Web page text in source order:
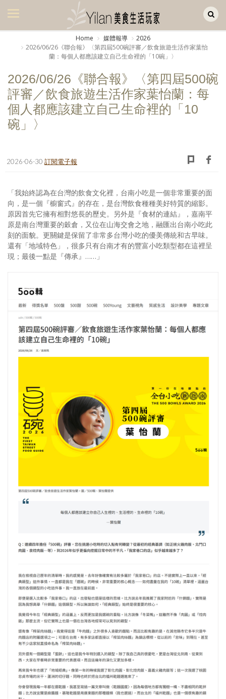
美食集
美飲集
廚房集
旅遊集
旅遊美食集
餐桌週記
享樂隨手拍
照相簿
影音區
關於Yilan
個人著作
合作與代言
訂閱電子報
Home 媒體報導
2026
2026/06/26《聯合報》〈第四屆500碗評審／飲食旅遊生活作家葉怡
蘭：每個人都應該建立自己生命裡的「10碗」〉
2026/06/26《聯合報》〈第四屆500碗
評審／飲食旅遊生活作家葉怡蘭：每
個人都應該建立自己生命裡的「10
碗」〉
2026-06-30 訂閱電子報
「我始終認為在台灣的飲食文化裡，台南小吃是一個非常重要的面
向，是一個『櫥窗式』的存在，是台灣飲食種種美好特質的縮影。
原因首先它擁有相對悠長的歷史。另外是『食材的連結』，嘉南平
原是南台灣重要的穀倉，又位在山海交會之地，融匯出台南小吃此
刻的面貌。更關鍵是保留了非常多台灣小吃的優美傳統和古早味。
還有「地域特色」，很多只有台南才有的豐富小吃類型都在這裡呈
現；最後一點是『傳承』……」